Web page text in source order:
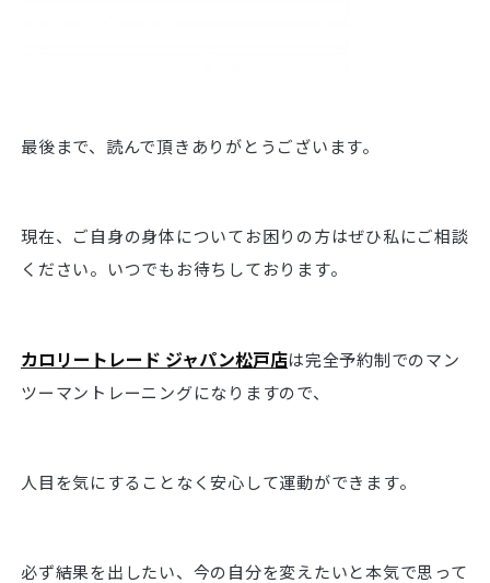
最後まで、読んで頂きありがとうございます。
現在、ご自身の身体についてお困りの方はぜひ私にご相談
ください。いつでもお待ちしております。
カロリートレード ジャパン松戸店は完全予約制でのマン
ツーマントレーニングになりますので、
人目を気にすることなく安心して運動ができます。
必ず結果を出したい、今の自分を変えたいと本気で思って